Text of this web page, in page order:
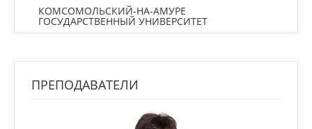
КОМСОМОЛЬСКИЙ-НА-АМУРЕ
ГОСУДАРСТВЕННЫЙ УНИВЕРСИТЕТ
ПРЕПОДАВАТЕЛИ